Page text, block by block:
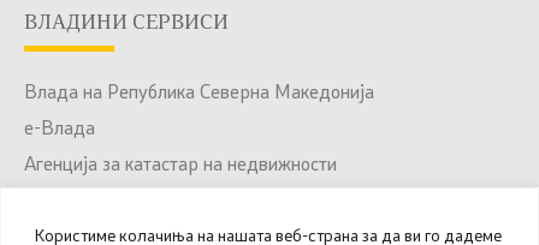
Користиме колачиња на нашата веб-страна за да ви го дадеме
ВЛАДИНИ СЕРВИСИ
Влада на Република Северна Македонија
е-Влада
Агенција за катастар на недвижности
Портал за отворени податоци